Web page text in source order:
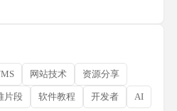
网站技术 资源分享
片段 软件教程 开发者 AI